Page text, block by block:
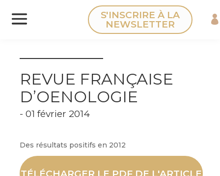
Panneau de gestion des cookies
S'INSCRIRE À LA
NEWSLETTER
REVUE FRANÇAISE
D’OENOLOGIE
- 01 février 2014
Des résultats positifs en 2012